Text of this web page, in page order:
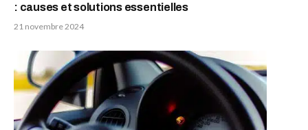
: causes et solutions essentielles
21 novembre 2024